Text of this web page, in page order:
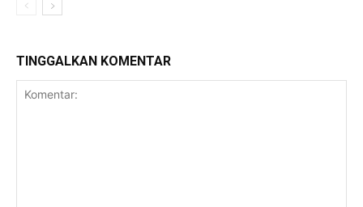
TINGGALKAN KOMENTAR